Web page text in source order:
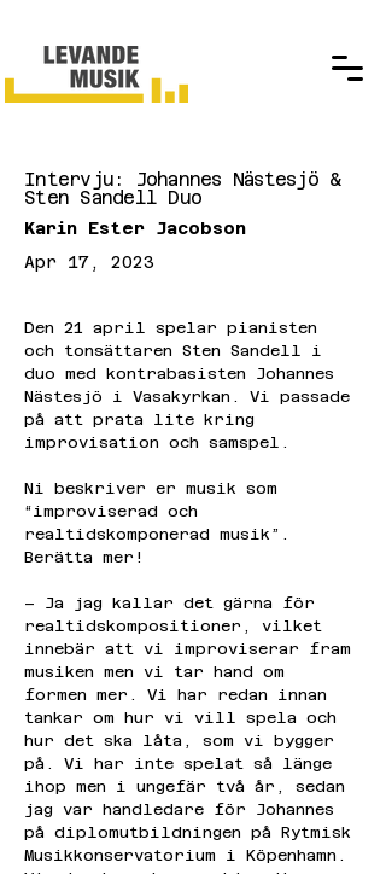
Intervju: Johannes Nästesjö &
Sten Sandell Duo
Karin Ester Jacobson
Apr 17, 2023
Den 21 april spelar pianisten
och tonsättaren Sten Sandell i
duo med kontrabasisten Johannes
Nästesjö i Vasakyrkan. Vi passade
på att prata lite kring
improvisation och samspel.
Ni beskriver er musik som
“improviserad och
realtidskomponerad musik”.
Berätta mer!
– Ja jag kallar det gärna för
realtidskompositioner, vilket
innebär att vi improviserar fram
musiken men vi tar hand om
formen mer. Vi har redan innan
tankar om hur vi vill spela och
hur det ska låta, som vi bygger
på. Vi har inte spelat så länge
ihop men i ungefär två år, sedan
jag var handledare för Johannes
på diplomutbildningen på Rytmisk
Musikkonservatorium i Köpenhamn.